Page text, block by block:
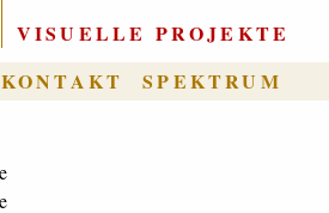
VISUELLE PROJEKTE
KONTAKT SPEKTRUM